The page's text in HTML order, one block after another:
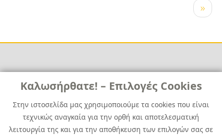
Καλωσήρθατε! – Επιλογές Cookies
Στην ιστοσελίδα μας χρησιμοποιούμε τα cookies που είναι
τεχνικώς αναγκαία για την ορθή και αποτελεσματική
λειτουργία της και για την αποθήκευση των επιλογών σας σε
Next
page
››
Χρήσιμα
News
Media Kit
Career
Quest Group